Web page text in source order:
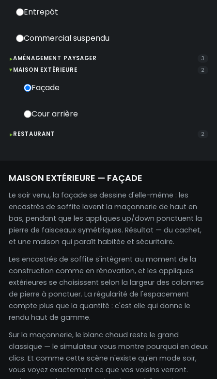
Entrepôt
Commercial suspendu
AMÉNAGEMENT PAYSAGER 3
MAISON EXTÉRIEURE 2
Façade
Cour arrière
RESTAURANT 2
MAISON EXTÉRIEURE — FAÇADE
Le soir venu, la façade se dessine d'elle-même : les
encastrés de soffite lavent la maçonnerie de haut en
bas, pendant que les appliques up/down ponctuent la
pierre de faisceaux symétriques. Résultat — du cachet,
et une maison qui paraît habitée et sécuritaire.
Les encastrés de soffite s'intègrent au moment de la
construction comme en rénovation, et les appliques
extérieures se choisissent selon la largeur des colonnes
de pierre à ponctuer. La régularité de l'espacement
compte plus que la quantité : c'est elle qui donne le
rendu haut de gamme.
Sur la maçonnerie, le blanc chaud reste le grand
classique — le simulateur vous montre pourquoi en deux
clics. Et comme cette scène n'existe qu'en mode soir,
vous voyez exactement ce que vos voisins verront.